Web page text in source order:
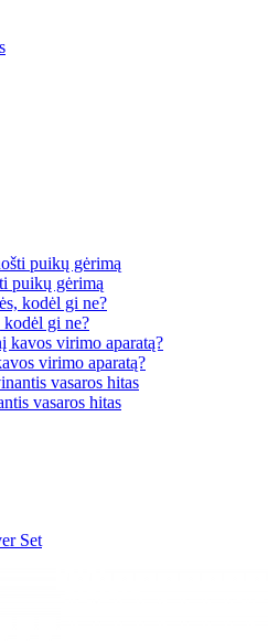
puikų gėrimą
gi ne?
virimo aparatą?
vasaros hitas
Set